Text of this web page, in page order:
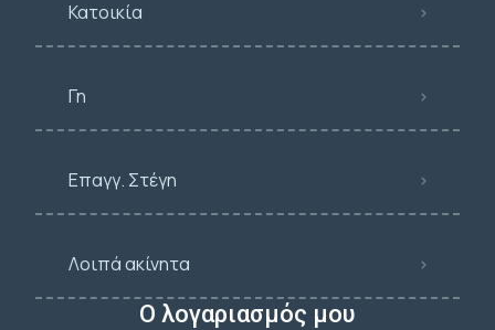
Κατοικία
Γη
Επαγγ. Στέγη
Λοιπά ακίνητα
Ο λογαριασμός μου